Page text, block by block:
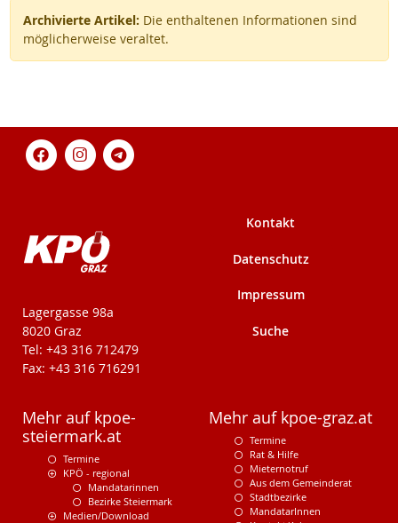
Archivierte Artikel: Die enthaltenen Informationen sind
möglicherweise veraltet.
KPÖ-Steiermark
Lagergasse 98a
8020 Graz
Tel: +43 316 712479
Fax: +43 316 716291
Kontakt
Datenschutz
Impressum
Suche
Mehr auf kpoe-
steiermark.at
Termine
KPÖ - regional
Mandatarinnen
Bezirke Steiermark
Medien/Download
Mehr auf kpoe-graz.at
Termine
Rat & Hilfe
Mieternotruf
Aus dem Gemeinderat
Stadtbezirke
MandatarInnen